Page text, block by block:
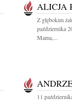
ALICJA
Z głębokim
października
Mama,...
11